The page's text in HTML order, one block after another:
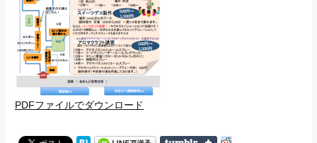
PDFファイルでダウンロード